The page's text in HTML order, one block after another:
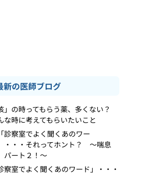
新の医師ブログ
」の時ってもらう薬、多くない？
な時に考えてもらいたいこと
診察室でよく聞くあのワー
・・・それってホント？ ～喘息
ート２！～
察室でよく聞くあのワード」・・・